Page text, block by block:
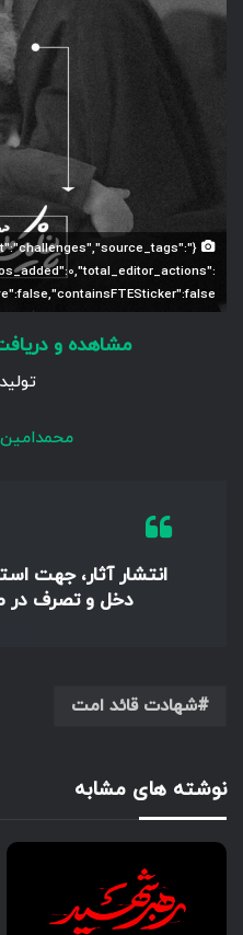
مشاهده و
انتشار آثار، جهت
دخل و تصرف در
شهادت قائد امت
نوشته های مشابه